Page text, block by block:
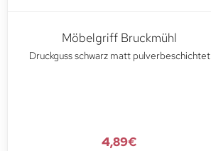
Möbelgriff Bruckmühl
Druckguss schwarz matt pulverbeschichtet
4,89€